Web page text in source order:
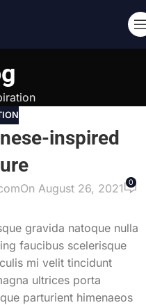
inspired
On August 26, 2021 0
gravida natoque nulla
faucibus scelerisque
mi velit tincidunt
ultrices porta
parturient himenaeos